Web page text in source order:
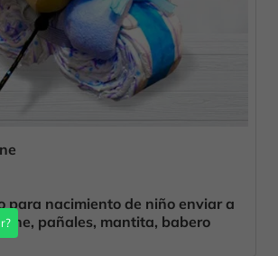
para nacimiento de niño enviar a
pañales, mantita, babero